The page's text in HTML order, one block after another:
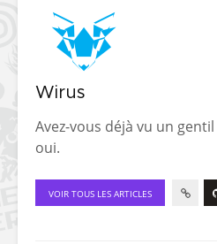
Wirus
Avez-vous déjà vu un
oui.
VOIR TOUS LES ARTICLES